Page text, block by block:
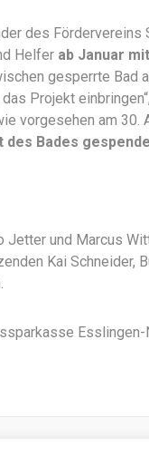
des
Helfer ab Januar
gesperrte Bad
Projekt
vorgesehen am 30.
des Bades
Jetter und Marcus
Kai Schneider,
Esslingen-